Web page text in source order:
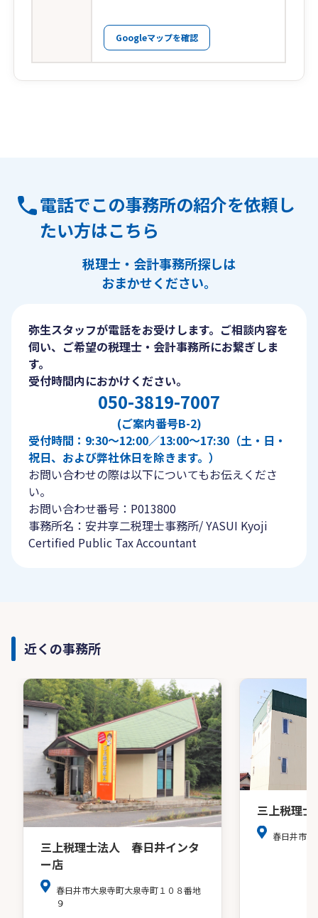
Googleマップを確認
電話でこの事務所の紹介を依頼し
たい方はこちら
税理士・会計事務所探しは
おまかせください。
弥生スタッフが電話をお受けします。ご相談内容を
伺い、ご希望の税理士・会計事務所にお繋ぎしま
す。
受付時間内におかけください。
050-3819-7007
(ご案内番号B-2)
受付時間：9:30〜12:00／13:00〜17:30（土・日・
祝日、および弊社休日を除きます。）
お問い合わせの際は以下についてもお伝えくださ
い。
お問い合わせ番号：P013800
事務所名：安井享二税理士事務所/ YASUI Kyoji
Certified Public Tax Accountant
近くの事務所
三上税理士法人 春日井インタ
ー店
春日井市大泉寺町大泉寺町１０８番地
９
三上税理
春日井市